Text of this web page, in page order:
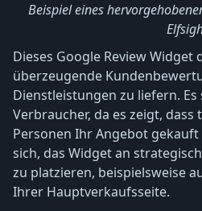
Beispiel eines
Dieses Google Review Widget
überzeugende
Dienstleistungen zu liefern.
Verbraucher, da es zeigt, dass
Personen Ihr Angebot
sich, das Widget an
zu platzieren, beispielsweise
Ihrer Hauptverkaufsseite.